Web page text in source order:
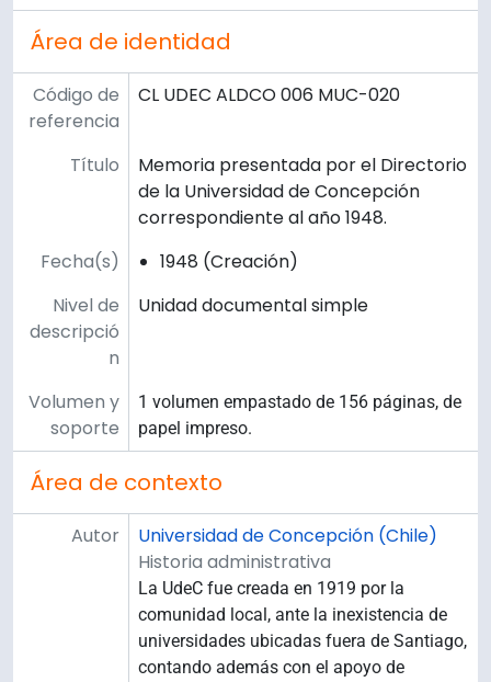
Área de identidad
Código de
referencia
CL UDEC ALDCO 006 MUC-020
Título
Memoria presentada por el Directorio
de la Universidad de Concepción
correspondiente al año 1948.
Fecha(s)
1948 (Creación)
Nivel de
descripció
n
Unidad documental simple
Volumen y
soporte
1 volumen empastado de 156 páginas, de
papel impreso.
Área de contexto
Autor
Universidad de Concepción (Chile)
Historia administrativa
La UdeC fue creada en 1919 por la
comunidad local, ante la inexistencia de
universidades ubicadas fuera de Santiago,
contando además con el apoyo de